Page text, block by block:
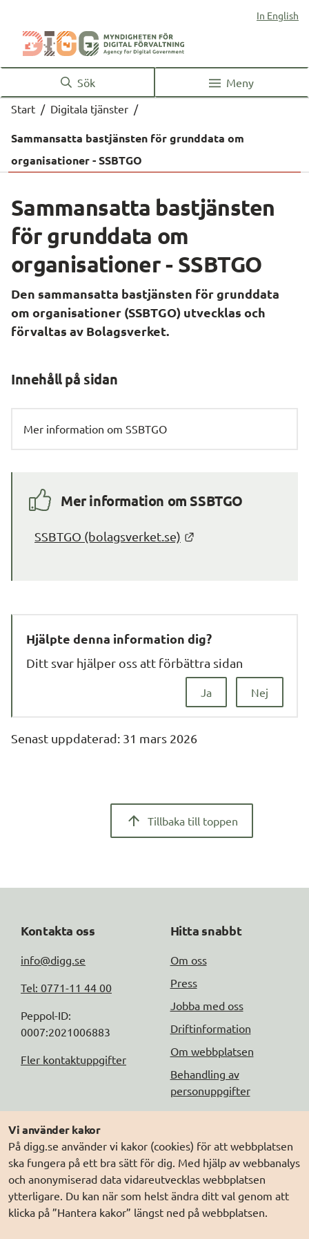
Vi använder kakor
På digg.se använder vi kakor (cookies) för att webbplatsen
ska fungera på ett bra sätt för dig. Med hjälp av webbanalys
och anonymiserad data vidareutvecklas webbplatsen
ytterligare. Du kan när som helst ändra ditt val genom att
klicka på ”Hantera kakor” längst ned på webbplatsen.
In English
Sök
Meny
Start / Digitala tjänster /
Sammansatta bastjänsten för grunddata om
organisationer - SSBTGO
Sammansatta bastjänsten
för grunddata om
organisationer - SSBTGO
Den sammansatta bastjänsten för grunddata
om organisationer (SSBTGO) utvecklas och
förvaltas av Bolagsverket.
Innehåll på sidan
Mer information om SSBTGO
Mer information om SSBTGO
SSBTGO (bolagsverket.se)
Hjälpte denna information dig?
Nej
Ja
Ditt svar hjälper oss att förbättra sidan
Senast uppdaterad: 31 mars 2026
Tillbaka till toppen
Kontakta oss
info@digg.se
Tel: 0771-11 44 00
Peppol-ID:
0007:2021006883
Fler kontaktuppgifter
Hitta snabbt
Om oss
Press
Jobba med oss
Driftinformation
Om webbplatsen
Behandling av
personuppgifter
Följ oss
DIGG på
Prenumerera på nyheter
DIGG på
LinkedIn
DIGG på
PressMachine
DIGG på
Digg play
Elegitimation.se
Min myndighetspost
Sveriges dataportal
Sweden Connect